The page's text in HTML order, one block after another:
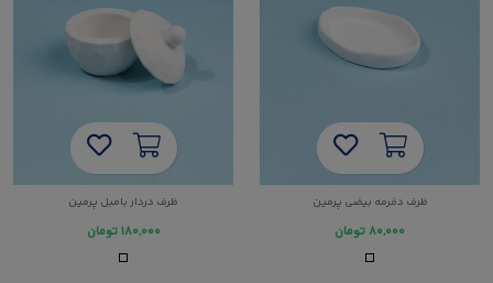
ظرف دفرمه بیضی پرمین
۸۰,۰۰۰تومان
ظرف دردار بامبل پرمین
۱۸۰,۰۰۰ تومان